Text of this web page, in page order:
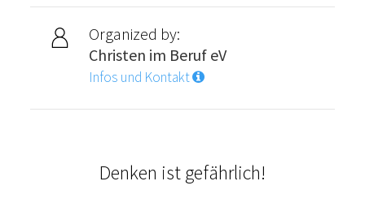
Organized by:
Christen im Beruf eV
Infos und Kontakt
Denken ist gefährlich!